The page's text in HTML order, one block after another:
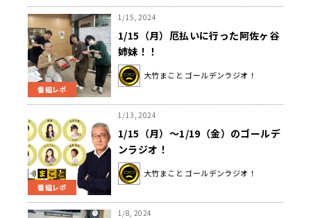
番組レポ
1/15, 2024
1/15（月）厄払いに行った阿佐ヶ谷
姉妹！！
大竹まこと ゴールデンラジオ！
番組レポ
1/13, 2024
1/15（月）～1/19（金）のゴールデ
ンラジオ！
大竹まこと ゴールデンラジオ！
1/8, 2024